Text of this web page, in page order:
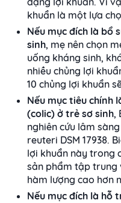
khuẩn là một lựa
Nếu mục đích là bổ
sinh, mẹ nên chọn
uống kháng sinh,
nhiều chủng lợi
10 chủng lợi khuẩn
Nếu mục tiêu chính
(colic) ở trẻ sơ sinh,
nghiên cứu lâm
reuteri DSM 17938.
lợi khuẩn này trong
sản phẩm tập trung
hàm lượng cao hơn
Nếu mục đích là hỗ